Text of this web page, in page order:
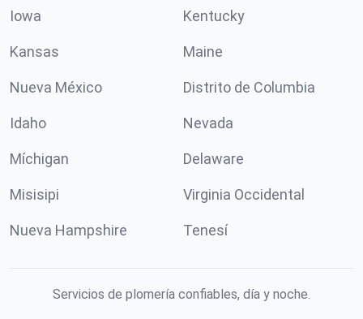
Iowa Kentucky
Kansas Maine
Nueva México Distrito de Columbia
Idaho Nevada
Míchigan Delaware
Misisipi Virginia Occidental
Nueva Hampshire Tenesí
Servicios de plomería confiables, día y noche.